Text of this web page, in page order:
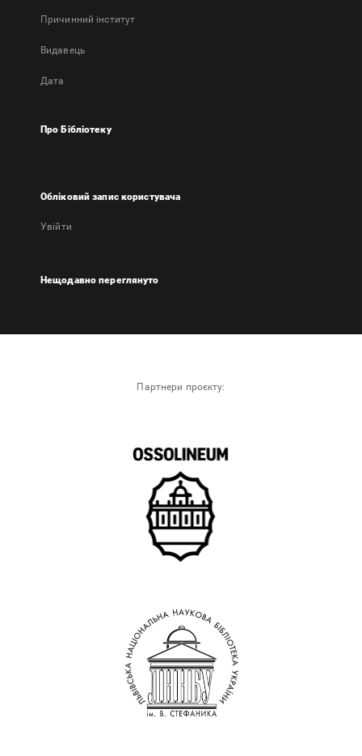
Причинний інститут
Видавець
Дата
Про Бібліотеку
Обліковий запис користувача
Увійти
Нещодавно переглянуто
Партнери проєкту: